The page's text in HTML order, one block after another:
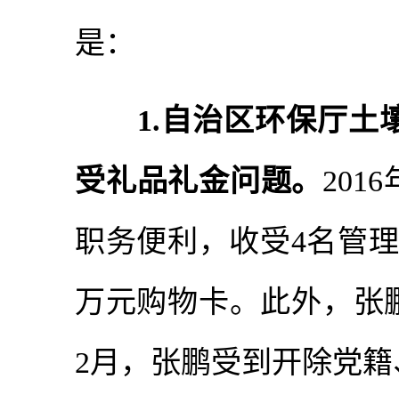
是：
1.自治区环保厅土壤
受礼品礼金问题。 2016
职务便利，收受4名管
万元购物卡。此外，张
2月，张鹏受到开除党